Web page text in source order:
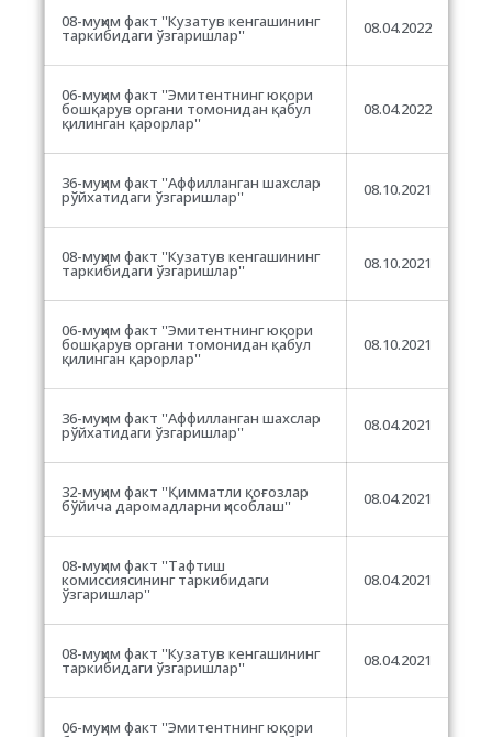
08-муҳим факт ''Кузатув кенгашининг
таркибидаги ўзгаришлар'' 08.04.2022
06-муҳим факт ''Эмитентнинг юқори
бошқарув органи томонидан қабул
қилинган қарорлар''
08.04.2022
36-муҳим факт ''Аффилланган шахслар
рўйхатидаги ўзгаришлар'' 08.10.2021
08-муҳим факт ''Кузатув кенгашининг
таркибидаги ўзгаришлар'' 08.10.2021
06-муҳим факт ''Эмитентнинг юқори
бошқарув органи томонидан қабул
қилинган қарорлар''
08.10.2021
36-муҳим факт ''Аффилланган шахслар
рўйхатидаги ўзгаришлар'' 08.04.2021
32-муҳим факт ''Қимматли қоғозлар
бўйича даромадларни ҳисоблаш'' 08.04.2021
08-муҳим факт ''Тафтиш
комиссиясининг таркибидаги
ўзгаришлар''
08.04.2021
08-муҳим факт ''Кузатув кенгашининг
таркибидаги ўзгаришлар'' 08.04.2021
06-муҳим факт ''Эмитентнинг юқори